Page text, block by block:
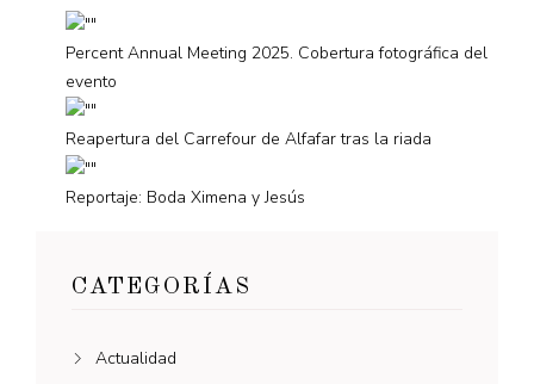
Percent Annual Meeting 2025. Cobertura fotográfica del
evento
Reapertura del Carrefour de Alfafar tras la riada
Reportaje: Boda Ximena y Jesús
CATEGORÍAS
Actualidad